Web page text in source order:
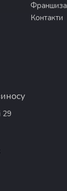
Франшиза
Контакти
29